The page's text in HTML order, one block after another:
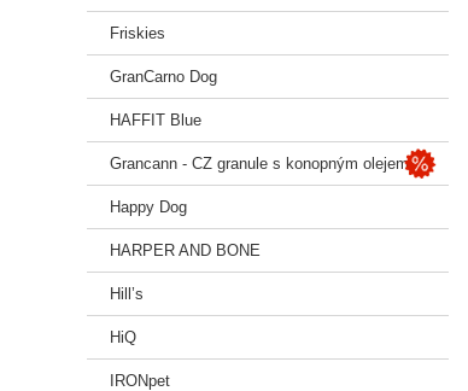
Friskies
GranCarno Dog
HAFFIT Blue
Grancann - CZ granule s konopným olejem
Happy Dog
HARPER AND BONE
Hill’s
HiQ
IRONpet